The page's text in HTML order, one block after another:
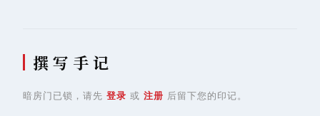
撰 写 手 记
暗房门已锁，请先 登录 或 注册 后留下您的印记。